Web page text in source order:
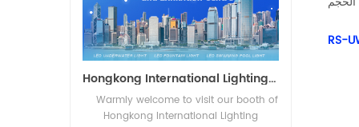
Hongkong International Lighting Show on April 20-23th,2026
Warmly welcome to visit our booth of
Hongkong International Lighting
RS-